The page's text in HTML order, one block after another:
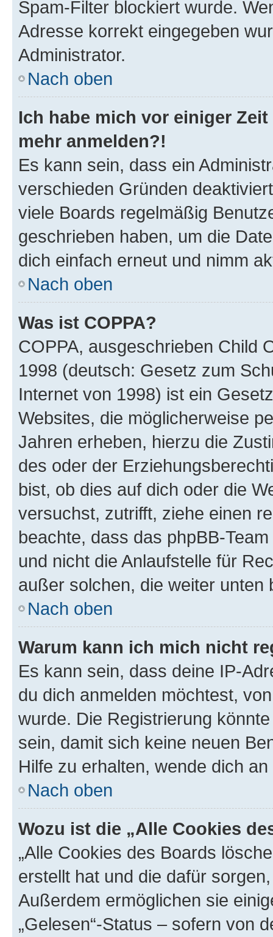
Spam-Filter blockiert wurde.
Adresse korrekt eingegeben
Administrator.
Nach oben
Ich habe mich vor einiger
mehr anmelden?!
Es kann sein, dass ein
verschieden Gründen
viele Boards regelmäßig
geschrieben haben, um die
dich einfach erneut und nimm
Nach oben
Was ist COPPA?
COPPA, ausgeschrieben Child
1998 (deutsch: Gesetz zum
Internet von 1998) ist ein
Websites, die möglicherweise
Jahren erheben, hierzu die
des oder der
bist, ob dies auf dich oder die
versuchst, zutrifft, ziehe einen
beachte, dass das phpBB-
und nicht die Anlaufstelle für
außer solchen, die weiter unten
Nach oben
Warum kann ich mich nicht
Es kann sein, dass deine IP-
du dich anmelden möchtest,
wurde. Die Registrierung
sein, damit sich keine neuen
Hilfe zu erhalten, wende dich
Nach oben
Wozu ist die „Alle Cookies
„Alle Cookies des Boards
erstellt hat und die dafür
Außerdem ermöglichen sie
„Gelesen“-Status – sofern von